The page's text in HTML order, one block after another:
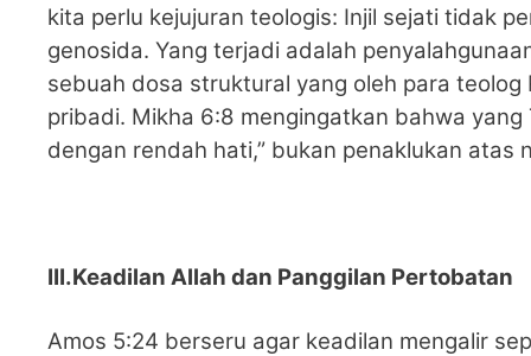
kita perlu kejujuran teologis: Injil sejati tidak
genosida. Yang terjadi adalah
sebuah dosa struktural yang oleh para
pribadi. Mikha 6:8 mengingatkan bahwa
dengan rendah hati,” bukan penaklukan atas
III.Keadilan Allah dan Panggilan Pertobatan
Amos 5:24 berseru agar keadilan mengalir